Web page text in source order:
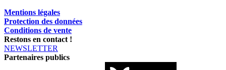
Mentions légales
Protection des données
Conditions de vente
Restons en contact !
NEWSLETTER
Partenaires publics